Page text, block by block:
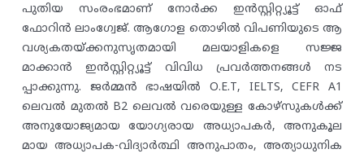
പുതിയ സംരംഭമാണ് നോർക്ക ഇൻസ്റ്റിറ്റ്യൂട്ട് ഓഫ്
ഫോറിൻ ലാംഗ്വേജ്. ആഗോള തൊഴിൽ വിപണിയുടെ ആ
വശ്യകതയ്ക്കനുസൃതമായി മലയാളികളെ സജ്ജ
മാക്കാൻ ഇൻസ്റ്റിറ്റ്യൂട്ട് വിവിധ പ്രവർത്തനങ്ങൾ നട
പ്പാക്കുന്നു. ജർമ്മൻ ഭാഷയിൽ O.E.T, IELTS, CEFR A1
ലെവൽ മുതൽ B2 ലെവൽ വരെയുള്ള കോഴ്‌സുകൾക്ക്
അനുയോജ്യമായ യോഗ്യരായ അധ്യാപകർ, അനുകൂല
മായ അധ്യാപക-വിദ്യാർത്ഥി അനുപാതം, അത്യാധുനിക